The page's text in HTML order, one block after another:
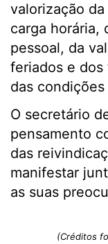
valorização
carga horária,
pessoal, da
feriados e dos
das
O secretário
pensamento
das
manifestar
as suas
(Créditos